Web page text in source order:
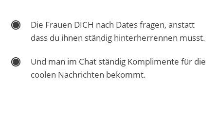
Die Frauen DICH nach Dates fragen, anstatt
dass du ihnen ständig hinterherrennen musst.
Und man im Chat ständig Komplimente für die
coolen Nachrichten bekommt.